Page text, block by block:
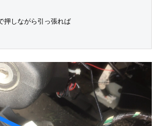
押しながら引っ張れば